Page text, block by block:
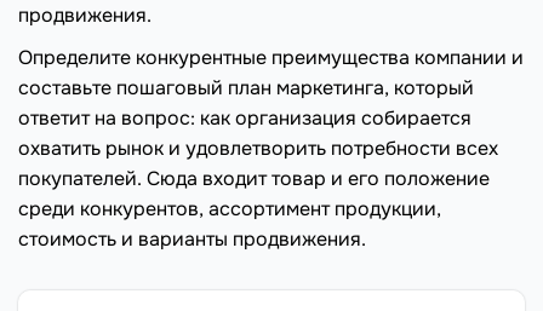
продвижения.
Определите конкурентные преимущества компании и
составьте пошаговый план маркетинга, который
ответит на вопрос: как организация собирается
охватить рынок и удовлетворить потребности всех
покупателей. Сюда входит товар и его положение
среди конкурентов, ассортимент продукции,
стоимость и варианты продвижения.